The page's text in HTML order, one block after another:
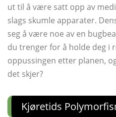
ut til å være satt opp av
slags skumle apparater.
seg å være noe av en
du trenger for å holde deg i
oppussingen etter planen,
det skjer?
Kjøretids